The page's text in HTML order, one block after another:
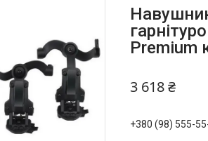
Premium
3 618 ₴
+380 (98) 555-